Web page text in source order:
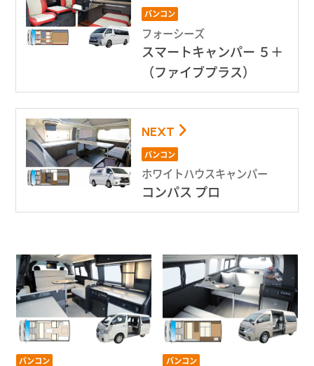
バンコン
フォーシーズ
スマートキャンパー ５＋
（ファイブプラス）
NEXT
バンコン
ホワイトハウスキャンパー
コンパス プロ
バンコン バンコン